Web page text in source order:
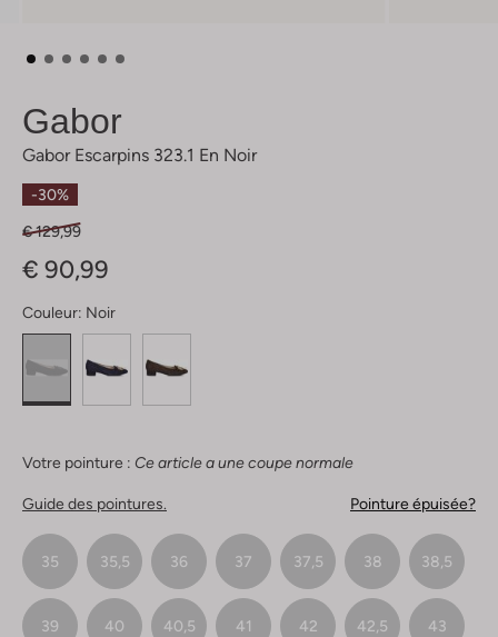
Gabor
Gabor Escarpins 323.1 En Noir
-30%
€ 129,99
€ 90,99
Couleur: Noir
Votre pointure : Ce article a une coupe normale
Guide des pointures. Pointure épuisée?
35 35,5 36 37 37,5 38 38,5
39 40 40,5 41 42 42,5 43